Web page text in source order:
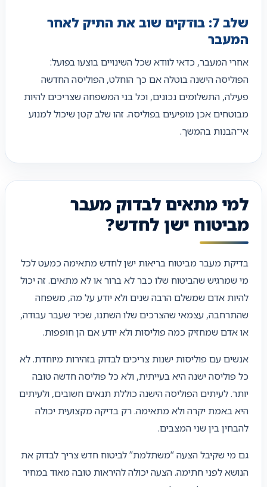
שלב 7: בודקים שוב את התיק לאחר
המעבר
אחרי המעבר, כדאי לוודא שכל השינויים בוצעו בפועל:
הפוליסה הישנה בוטלה אם כך הוחלט, הפוליסה החדשה
פעילה, התשלומים נכונים, וכל בני המשפחה שצריכים להיות
מבוטחים אכן מופיעים בפוליסה. זהו שלב קטן שיכול למנוע
אי־הבנות בהמשך.
למי מתאים לבדוק מעבר
מביטוח ישן לחדש?
בדיקת מעבר מביטוח בריאות ישן לחדש מתאימה כמעט לכל
מי שמרגיש שהביטוח שלו כבר לא ברור או לא מתאים. זה יכול
להיות אדם שמשלם הרבה שנים ולא יודע על מה, משפחה
שהתרחבה, עצמאי שהצרכים שלו השתנו, שכיר שעבר עבודה,
או אדם שמחזיק כמה פוליסות ולא יודע אם הן חופפות.
אנשים עם פוליסות ישנות צריכים לבדוק בזהירות מיוחדת. לא
כל פוליסה ישנה היא בעייתית, ולא כל פוליסה חדשה טובה
יותר. לעיתים הפוליסה הישנה כוללת תנאים חשובים, ולעיתים
היא באמת יקרה ולא מתאימה. רק בדיקה מקצועית יכולה
להבחין בין שני המצבים.
גם מי שקיבל הצעה “משתלמת” לביטוח חדש צריך לבדוק את
הנושא לפני חתימה. הצעה יכולה להיראות טובה מאוד במחיר